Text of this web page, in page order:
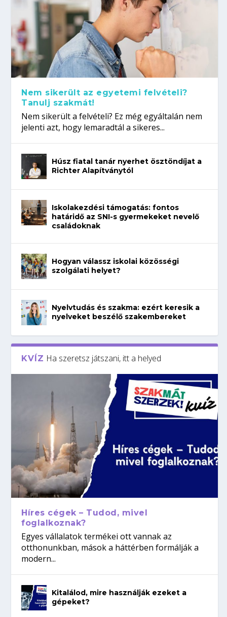
Nem sikerült az egyetemi felvételi?
Tanulj szakmát!
Nem sikerült a felvételi? Ez még egyáltalán nem
jelenti azt, hogy lemaradtál a sikeres...
Húsz fiatal tanár nyerhet ösztöndíjat a
Richter Alapítványtól
Iskolakezdési támogatás: fontos
határidő az SNI-s gyermekeket nevelő
családoknak
Hogyan válassz iskolai közösségi
szolgálati helyet?
Nyelvtudás és szakma: ezért keresik a
nyelveket beszélő szakembereket
KVÍZ Ha szeretsz játszani, itt a helyed
Híres cégek – Tudod, mivel
foglalkoznak?
Egyes vállalatok termékei ott vannak az
otthonunkban, mások a háttérben formálják a
modern...
Kitalálod, mire használják ezeket a
gépeket?